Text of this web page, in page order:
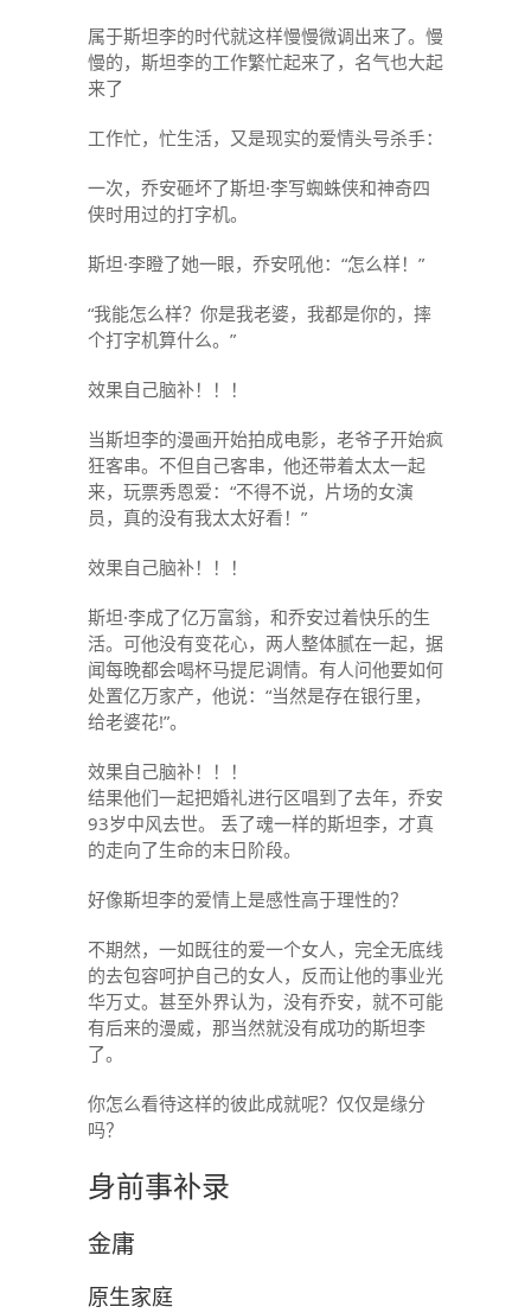
属于斯坦李的时代就这样慢慢微调出来了。慢
慢的，斯坦李的工作繁忙起来了，名气也大起
来了
工作忙，忙生活，又是现实的爱情头号杀手：
一次，乔安砸坏了斯坦·李写蜘蛛侠和神奇四
侠时用过的打字机。
斯坦·李瞪了她一眼，乔安吼他：“怎么样！”
“我能怎么样？你是我老婆，我都是你的，摔
个打字机算什么。”
效果自己脑补！！！
当斯坦李的漫画开始拍成电影，老爷子开始疯
狂客串。不但自己客串，他还带着太太一起
来，玩票秀恩爱：“不得不说，片场的女演
员，真的没有我太太好看！”
效果自己脑补！！！
斯坦·李成了亿万富翁，和乔安过着快乐的生
活。可他没有变花心，两人整体腻在一起，据
闻每晚都会喝杯马提尼调情。有人问他要如何
处置亿万家产，他说：“当然是存在银行里，
给老婆花!”。
效果自己脑补！！！
结果他们一起把婚礼进行区唱到了去年，乔安
93岁中风去世。 丢了魂一样的斯坦李，才真
的走向了生命的末日阶段。
好像斯坦李的爱情上是感性高于理性的？
不期然，一如既往的爱一个女人，完全无底线
的去包容呵护自己的女人，反而让他的事业光
华万丈。甚至外界认为，没有乔安，就不可能
有后来的漫威，那当然就没有成功的斯坦李
了。
你怎么看待这样的彼此成就呢？仅仅是缘分
吗？
身前事补录
金庸
原生家庭